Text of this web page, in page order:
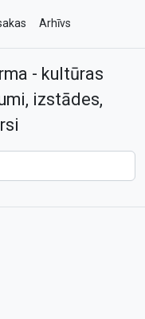
Arhīvs
- kultūras
izstādes,